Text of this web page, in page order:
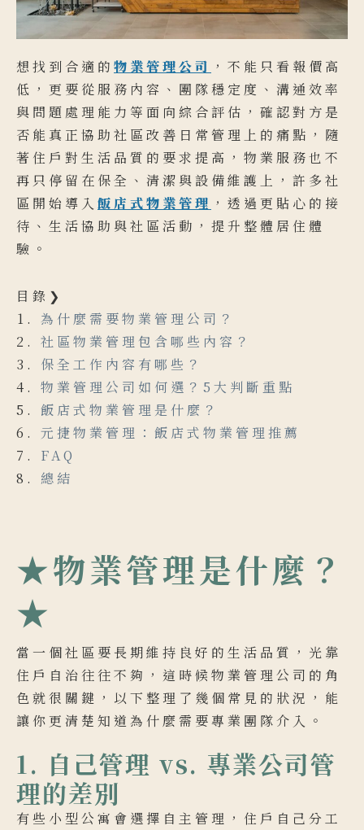
想找到合適的 物業管理公司 ，不能只看報價高
低，更要從服務內容、團隊穩定度、溝通效率
與問題處理能力等面向綜合評估，確認對方是
否能真正協助社區改善日常管理上的痛點，隨
著住戶對生活品質的要求提高，物業服務也不
再只停留在保全、清潔與設備維護上，許多社
區開始導入 飯店式物業管理 ，透過更貼心的接
待、生活協助與社區活動，提升整體居住體
驗。
目錄❯
為什麼需要物業管理公司？
社區物業管理包含哪些內容？
保全工作內容有哪些？
物業管理公司如何選？5大判斷重點
飯店式物業管理是什麼？
元捷物業管理：飯店式物業管理推薦
FAQ
總結
★物業管理是什麼？
★
當一個社區要長期維持良好的生活品質，光靠
住戶自治往往不夠，這時候物業管理公司的角
色就很關鍵，以下整理了幾個常見的狀況，能
讓你更清楚知道為什麼需要專業團隊介入。
1. 自己管理 vs. 專業公司管
理的差別
有些小型公寓會選擇自主管理，住戶自己分工